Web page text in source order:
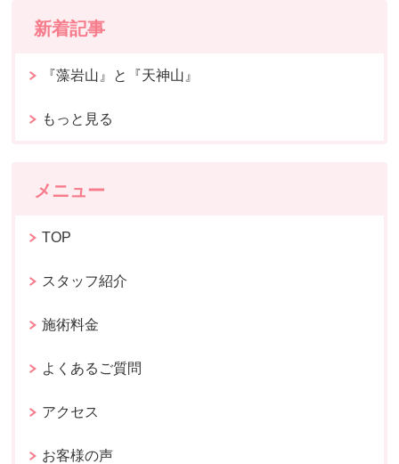
新着記事
『藻岩山』と『天神山』
もっと見る
メニュー
TOP
スタッフ紹介
施術料金
よくあるご質問
アクセス
お客様の声